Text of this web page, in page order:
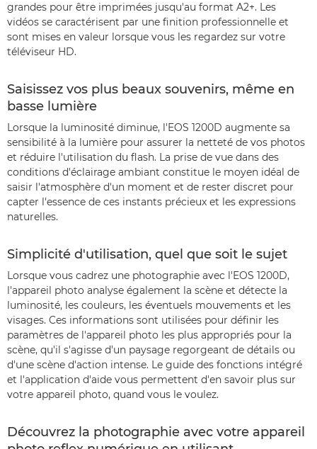
grandes pour être imprimées jusqu'au format A2+. Les
vidéos se caractérisent par une finition professionnelle et
sont mises en valeur lorsque vous les regardez sur votre
téléviseur HD.
Saisissez vos plus beaux souvenirs, même en
basse lumière
Lorsque la luminosité diminue, l'EOS 1200D augmente sa
sensibilité à la lumière pour assurer la netteté de vos photos
et réduire l'utilisation du flash. La prise de vue dans des
conditions d'éclairage ambiant constitue le moyen idéal de
saisir l'atmosphère d'un moment et de rester discret pour
capter l'essence de ces instants précieux et les expressions
naturelles.
Simplicité d'utilisation, quel que soit le sujet
Lorsque vous cadrez une photographie avec l'EOS 1200D,
l'appareil photo analyse également la scène et détecte la
luminosité, les couleurs, les éventuels mouvements et les
visages. Ces informations sont utilisées pour définir les
paramètres de l'appareil photo les plus appropriés pour la
scène, qu'il s'agisse d'un paysage regorgeant de détails ou
d'une scène d'action intense. Le guide des fonctions intégré
et l'application d'aide vous permettent d'en savoir plus sur
votre appareil photo, quand vous le voulez.
Découvrez la photographie avec votre appareil